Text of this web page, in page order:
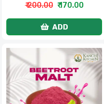
₹ 200.00 ₹ 170.00
ADD